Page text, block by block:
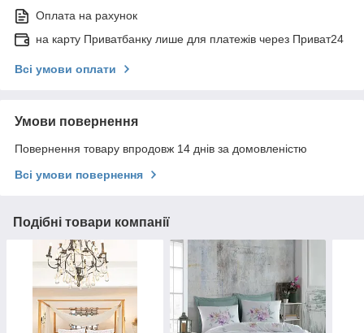
Оплата на рахунок
на карту Приватбанку лише для платежів через Приват24
Всі умови оплати
Умови повернення
Повернення товару впродовж 14 днів за домовленістю
Всі умови повернення
Подібні товари компанії